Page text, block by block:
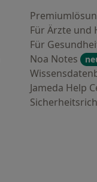
Für Ärzte und
Für
Noa Notes
Jameda Help